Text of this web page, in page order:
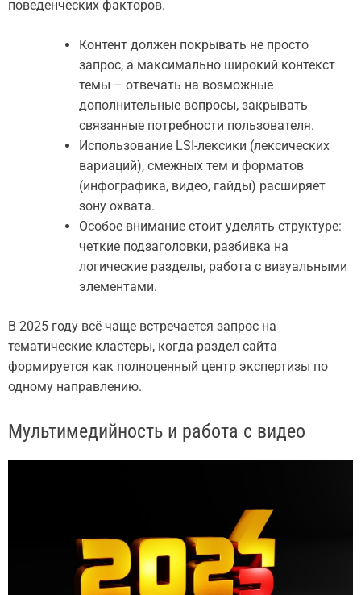
поведенческих факторов.
Контент должен покрывать не просто
запрос, а максимально широкий контекст
темы – отвечать на возможные
дополнительные вопросы, закрывать
связанные потребности пользователя.
Использование LSI-лексики (лексических
вариаций), смежных тем и форматов
(инфографика, видео, гайды) расширяет
зону охвата.
Особое внимание стоит уделять структуре:
четкие подзаголовки, разбивка на
логические разделы, работа с визуальными
элементами.
В 2025 году всё чаще встречается запрос на
тематические кластеры, когда раздел сайта
формируется как полноценный центр экспертизы по
одному направлению.
Мультимедийность и работа с видео